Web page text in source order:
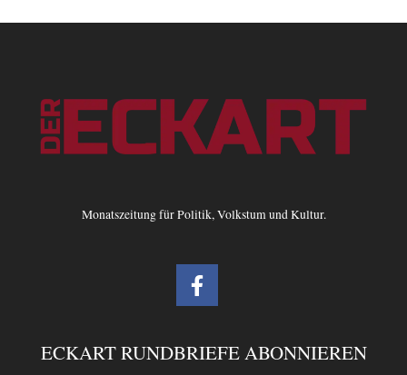
Monatszeitung für Politik, Volkstum und Kultur.
F
a
b
ECKART RUNDBRIEFE ABONNIEREN